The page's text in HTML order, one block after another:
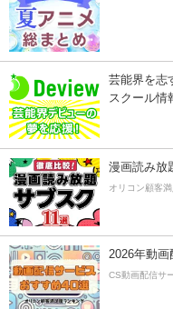
芸能界を志
スクール情
漫画読み放
オリコン顧客
2026年動画
CS動画配信サ